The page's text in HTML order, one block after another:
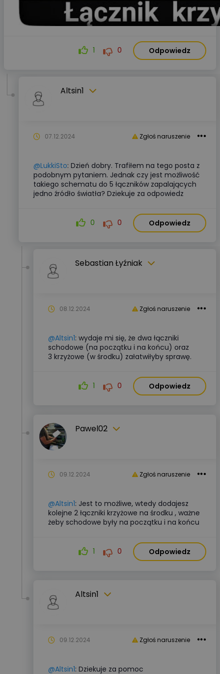
1 0 Odpowiedz
Altsin1
Zgłoś naruszenie
07.12.2024
@LukkiSto: Dzień dobry. Trafiłem na tego posta z
podobnym pytaniem. Jednak czy jest możliwość
takiego schematu do 5 łączników zapalających
jedno źródło światła? Dziekuje za odpowiedz
0 0 Odpowiedz
Sebastian Łyźniak
Zgłoś naruszenie
08.12.2024
@Altsin1: wydaje mi się, że dwa łączniki
schodowe (na początku i na końcu) oraz
3 krzyżowe (w środku) załatwiłyby sprawę.
1 0 Odpowiedz
Pawel02
Zgłoś naruszenie
09.12.2024
@Altsin1: Jest to możliwe, wtedy dodajesz
kolejne 2 łączniki krzyżowe na środku , ważne
żeby schodowe były na początku i na końcu
1 0 Odpowiedz
Altsin1
Zgłoś naruszenie
09.12.2024
@Altsin1: Dziekuje za pomoc